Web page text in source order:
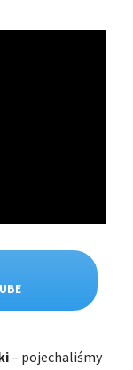
– pojechaliśmy